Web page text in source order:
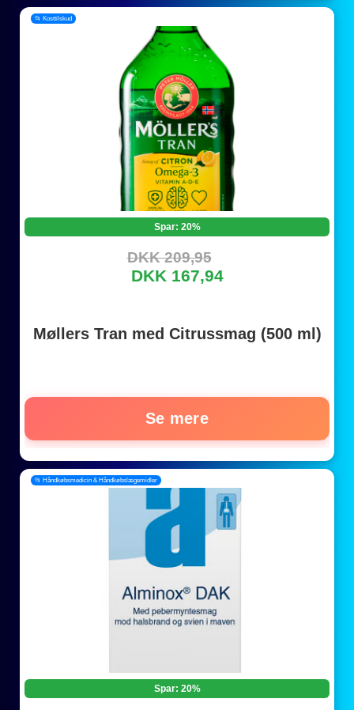
📂 Kosttilskud
Spar: 20%
DKK 209,95
DKK 167,94
Møllers Tran med Citrussmag (500 ml)
Se mere
📂 Håndkøbsmedicin & Håndkøbslægemidler
Spar: 20%